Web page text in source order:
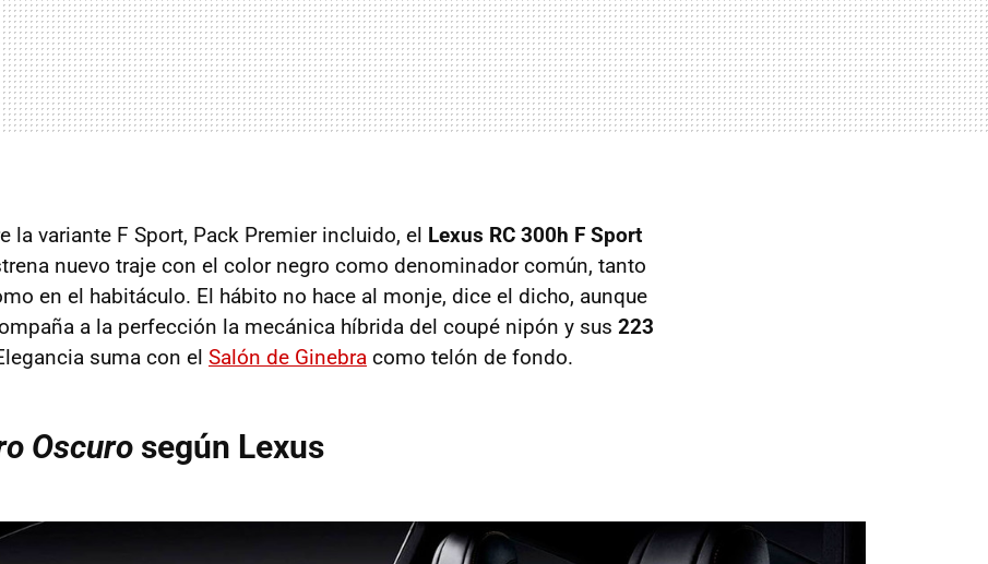
la variante F Sport, Pack Premier incluido, el Lexus RC 300h F Sport
nuevo traje con el color negro como denominador común, tanto
en el habitáculo. El hábito no hace al monje, dice el dicho, aunque
a la perfección la mecánica híbrida del coupé nipón y sus 223
suma con el Salón de Ginebra como telón de fondo.
Oscuro según Lexus